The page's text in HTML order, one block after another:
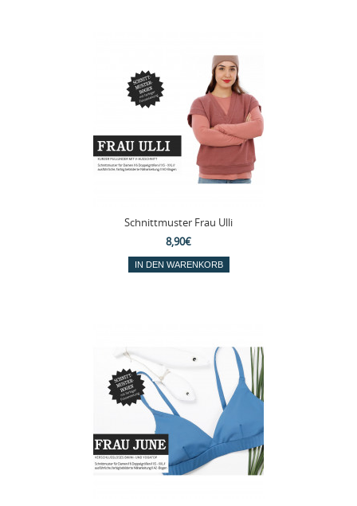
Schnittmuster Frau Ulli
8,90€